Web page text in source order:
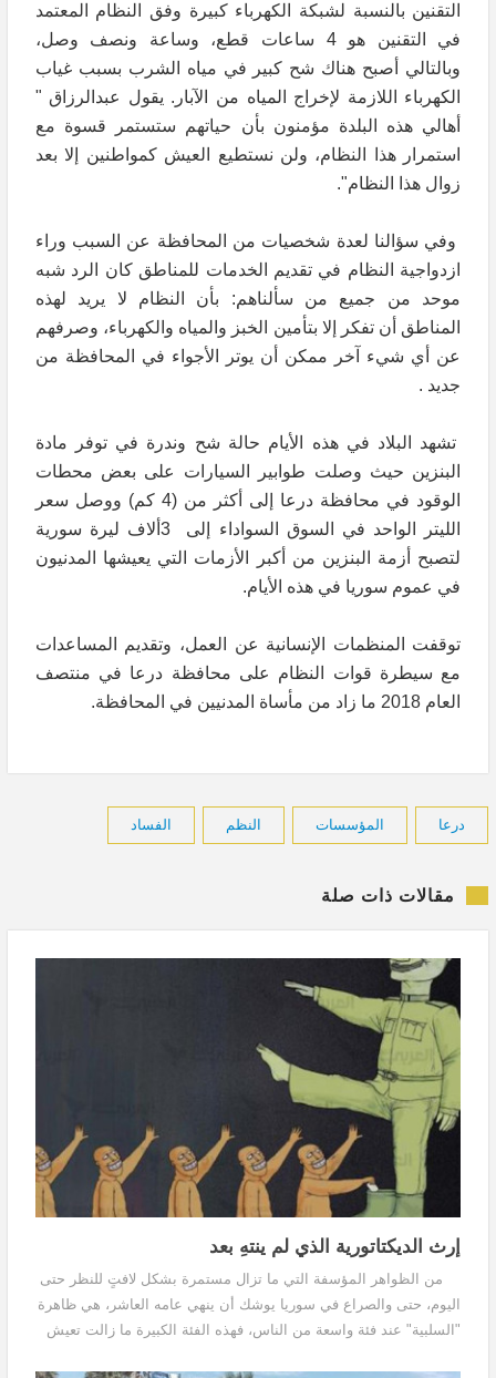
التقنين بالنسبة لشبكة الكهرباء كبيرة وفق النظام المعتمد
في التقنين هو 4 ساعات قطع، وساعة ونصف وصل،
وبالتالي أصبح هناك شح كبير في مياه الشرب بسبب غياب
الكهرباء اللازمة لإخراج المياه من الآبار. يقول عبدالرزاق "
أهالي هذه البلدة مؤمنون بأن حياتهم ستستمر قسوة مع
استمرار هذا النظام، ولن نستطيع العيش كمواطنين إلا بعد
زوال هذا النظام".
وفي سؤالنا لعدة شخصيات من المحافظة عن السبب وراء
ازدواجية النظام في تقديم الخدمات للمناطق كان الرد شبه
موحد من جميع من سألناهم: بأن النظام لا يريد لهذه
المناطق أن تفكر إلا بتأمين الخبز والمياه والكهرباء، وصرفهم
عن أي شيء آخر ممكن أن يوتر الأجواء في المحافظة من
جديد .
تشهد البلاد في هذه الأيام حالة شح وندرة في توفر مادة
البنزين حيث وصلت طوابير السيارات على بعض محطات
الوقود في محافظة درعا إلى أكثر من (4 كم) ووصل سعر
الليتر الواحد في السوق السواداء إلى 3ألاف ليرة سورية
لتصبح أزمة البنزين من أكبر الأزمات التي يعيشها المدنيون
في عموم سوريا في هذه الأيام.
توقفت المنظمات الإنسانية عن العمل، وتقديم المساعدات
مع سيطرة قوات النظام على محافظة درعا في منتصف
العام 2018 ما زاد من مأساة المدنيين في المحافظة.
درعا المؤسسات النظم الفساد
مقالات ذات صلة
إرث الديكتاتورية الذي لم ينتهِ بعد
من الظواهر المؤسفة التي ما تزال مستمرة بشكل لافتٍ للنظر حتى
اليوم، حتى والصراع في سوريا يوشك أن ينهي عامه العاشر، هي ظاهرة
"السلبية" عند فئة واسعة من الناس، فهذه الفئة الكبيرة ما زالت تعيش